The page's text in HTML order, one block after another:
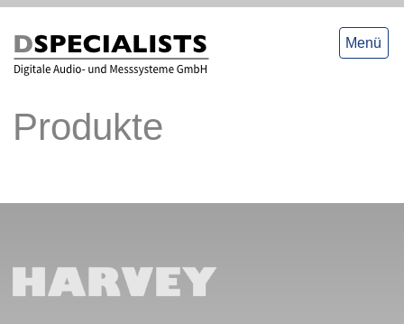
Inhalt
Menü
Produkte
Inhalt